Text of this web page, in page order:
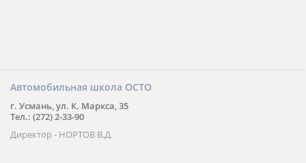
Автомобильная школа ОСТО
г. Усмань, ул. К. Маркса, 35
Тел.: (272) 2-33-90
Директор - НОРТОВ В.Д.